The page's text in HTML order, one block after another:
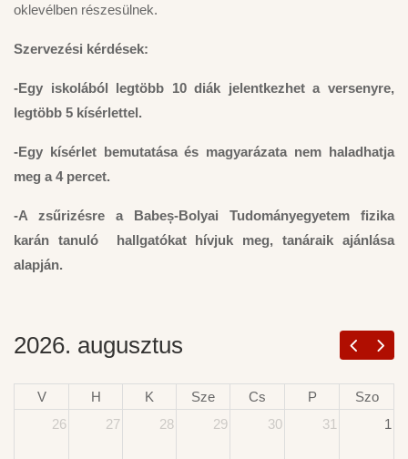
oklevélben részesülnek.
Szervezési kérdések:
-Egy iskolából legtöbb 10 diák jelentkezhet a versenyre,
legtöbb 5 kísérlettel.
-Egy kísérlet bemutatása és magyarázata nem haladhatja
meg a 4 percet.
-A zsűrizésre a Babeș-Bolyai Tudományegyetem fizika
karán tanuló hallgatókat hívjuk meg, tanáraik ajánlása
alapján.
2026. augusztus
V H K Sze Cs P
Szo
26
27 28 29 30 31 1